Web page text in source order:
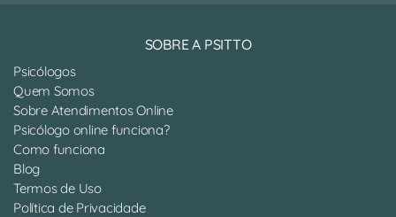
SOBRE A PSITTO
Psicólogos
Quem Somos
Sobre Atendimentos Online
Psicólogo online funciona?
Como funciona
Blog
Termos de Uso
Política de Privacidade